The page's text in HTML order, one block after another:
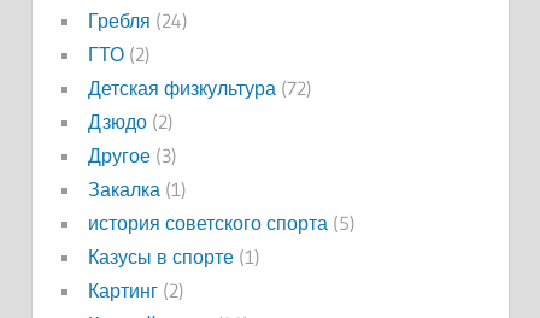
Гребля (24)
ГТО(2)
Детская физкультура (72)
Дзюдо(2)
Другое(3)
Закалка (1)
история советского спорта (5)
Казусы в спорте(1)
Картинг(2)